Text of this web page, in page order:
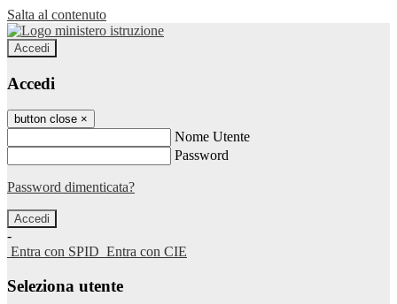
Salta al contenuto
Accedi
Accedi
button close ×
Nome Utente
Password
Password dimenticata?
-
Entra con SPID Entra con CIE
Seleziona utente